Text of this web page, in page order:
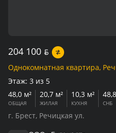
204 100 BYN
Однокомнатная квартира,
Этаж: 3 из 5
48,0 м²
ОБЩАЯ
20,7 м²
ЖИЛАЯ
10,3 м²
КУХНЯ СНБ
г. Брест, Речицкая ул.